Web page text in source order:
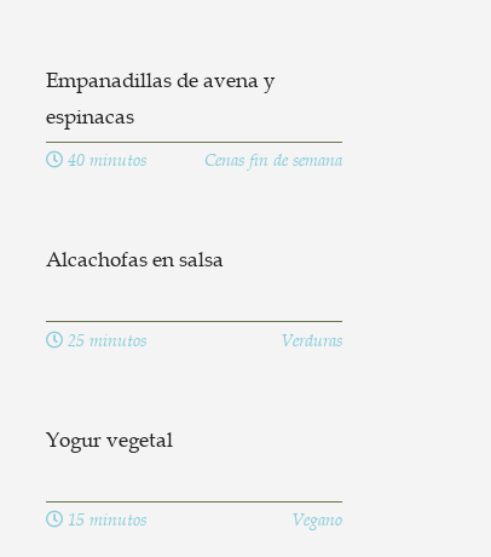
Empanadillas de avena y
espinacas
40 minutos Cenas fin de semana
Alcachofas en salsa
25 minutos Verduras
Yogur vegetal
15 minutos Vegano